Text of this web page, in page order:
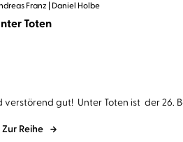
Franz Daniel Holbe
Toten
verstörend gut! Unter Toten ist der 26.
Zur Reihe